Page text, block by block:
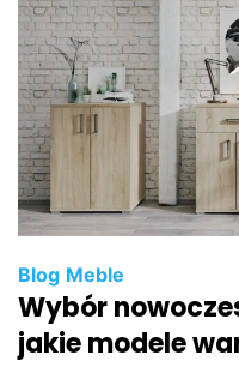
Blog Meble
Wybór
jakie modele